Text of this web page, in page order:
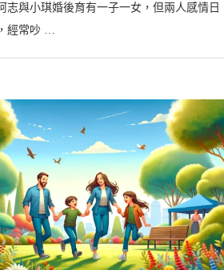
志與小琪婚後育有一子一女，但兩人感情日
經常吵 …